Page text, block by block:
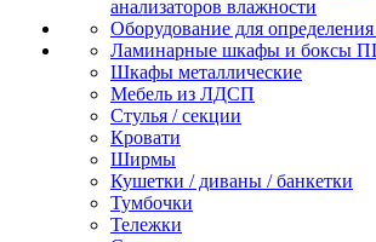
анализаторов влажности
Оборудование для определения
Ламинарные шкафы и боксы
Шкафы металлические
Мебель из ЛДСП
Стулья / секции
Кровати
Ширмы
Кушетки / диваны / банкетки
Тумбочки
Тележки